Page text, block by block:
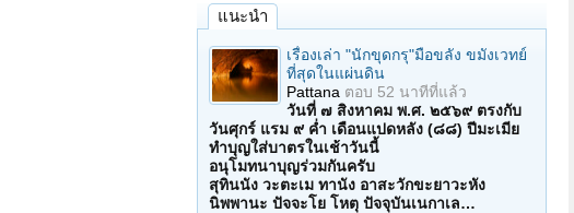
แนะนำ
เรื่องเล่า "นักขุดกรุ"มือขลัง ขมังเวทย์
ที่สุดในแผ่นดิน
Pattana ตอบ 52 นาทีที่แล้ว
วันที่ ๗ สิงหาคม พ.ศ. ๒๕๖๙ ตรงกับ
วันศุกร์ แรม ๙ ค่ำ เดือนแปดหลัง (๘๘) ปีมะเมีย
ทำบุญใส่บาตรในเช้าวันนี้
อนุโมทนาบุญร่วมกันครับ
สุทินนัง วะตะเม ทานัง อาสะวักขะยาวะหัง
นิพพานะ ปัจจะโย โหตุ ปัจจุบันเนกาเล…